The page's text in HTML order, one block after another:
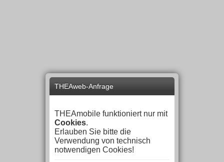
THEAweb-Anfrage
THEAmobile funktioniert nur mit
Cookies.
Erlauben Sie bitte die
Verwendung von technisch
notwendigen Cookies!